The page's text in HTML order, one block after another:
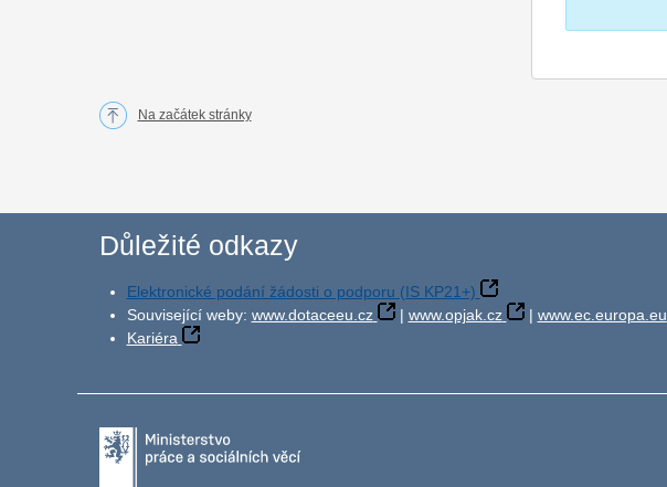
Na začátek stránky
Důležité odkazy
Elektronické podání žádosti o podporu (IS KP21+)
Související weby: www.dotaceeu.cz | www.opjak.cz | www.ec.europa.eu
Kariéra